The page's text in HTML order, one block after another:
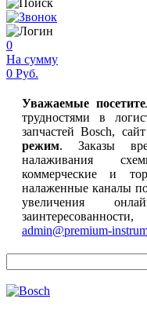
0
На сумму
0 Руб.
Уважаемые
трудностями в
запчастей Bosch,
режим. Заказы
налаживания
коммерческие и
налаженные каналы
увеличения
admin@premium-